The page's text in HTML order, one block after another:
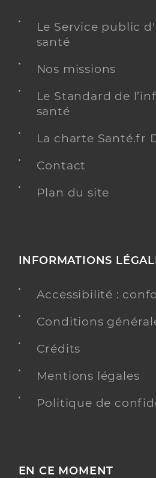
Le Service public
santé
Nos missions
Le Standard de
santé
La charte Santé.fr
Contact
Plan du site
INFORMATIONS
Accessibilité :
Conditions
Crédits
Mentions légales
Politique de
EN CE MOMENT